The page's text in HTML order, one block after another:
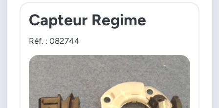
0237020185
0237020186
0237020187
0237020188
0237020189
0237020190
0237020191
0237020192
Capteur Regime
Réf. : 082744